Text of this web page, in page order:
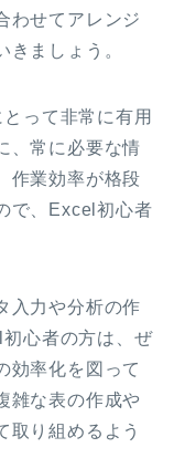
わせてアレンジ
きましょう。
って非常に有用
、常に必要な情
作業効率が格段
で、Excel初心者
入力や分析の作
心者の方は、ぜ
効率化を図って
雑な表の作成や
取り組めるよう